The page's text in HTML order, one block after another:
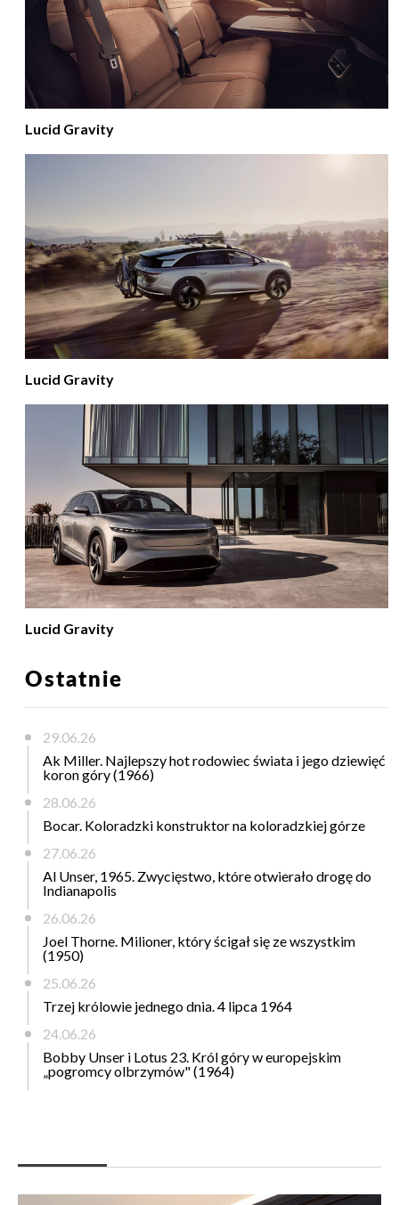
Lucid Gravity
Lucid Gravity
Lucid Gravity
Ostatnie
29.06.26
Ak Miller. Najlepszy hot rodowiec świata i jego dziewięć
koron góry (1966)
28.06.26
Bocar. Koloradzki konstruktor na koloradzkiej górze
27.06.26
Al Unser, 1965. Zwycięstwo, które otwierało drogę do
Indianapolis
26.06.26
Joel Thorne. Milioner, który ścigał się ze wszystkim
(1950)
25.06.26
Trzej królowie jednego dnia. 4 lipca 1964
24.06.26
Bobby Unser i Lotus 23. Król góry w europejskim
„pogromcy olbrzymów" (1964)